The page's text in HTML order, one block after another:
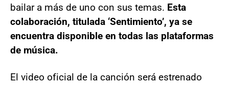
bailar a más de uno con sus temas. Esta
colaboración, titulada ‘Sentimiento’, ya se
encuentra disponible en todas las plataformas
de música.
El video oficial de la canción será estrenado